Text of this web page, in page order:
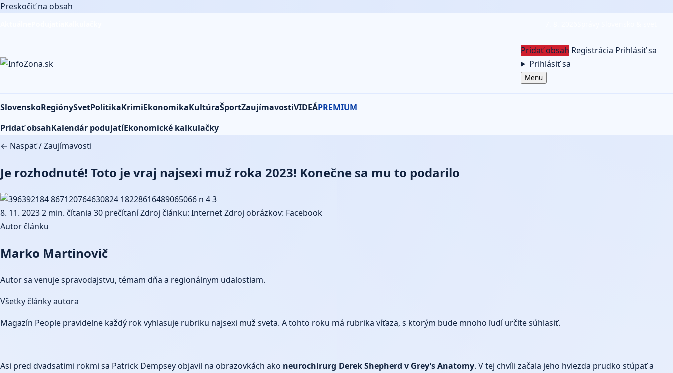
Preskočiť na obsah
Pridať obsah Registrácia Prihlásiť sa
Prihlásiť sa
Menu
SlovenskoRegiónySvetPolitikaKrimiEkonomikaKultúraŠportZaujímavostiVIDEÁPREMIUM
Pridať obsahKalendár podujatíEkonomické kalkulačky
← Naspäť/Zaujímavosti
Je rozhodnuté! Toto je vraj najsexi muž roka 2023! Konečne sa mu to podarilo
8. 11. 20232 min. čítania 30 prečítaníZdroj článku: InternetZdroj obrázkov: Facebook
Autor článku
Marko Martinovič
Autor sa venuje spravodajstvu, témam dňa a regionálnym udalostiam.
Všetky články autora
Magazín People pravidelne každý rok vyhlasuje rubriku najsexi muž sveta. A tohto roku má rubrika víťaza, s ktorým bude mnoho ľudí určite súhlasiť.
Asi pred dvadsatimi rokmi sa Patrick Dempsey objavil na obrazovkách ako neurochirurg Derek Shepherd v Grey’s Anatomy. V tej chvíli začala jeho hviezda prudko stúpať a